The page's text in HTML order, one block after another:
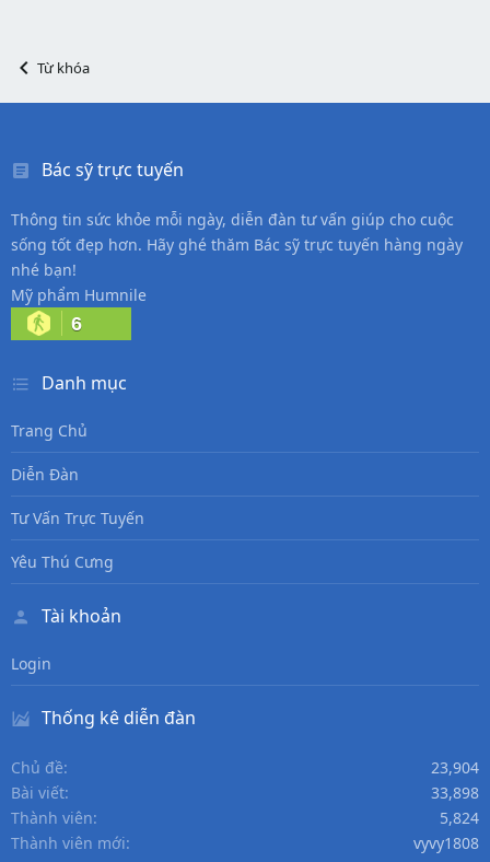
Từ khóa
Bác sỹ trực tuyến
Thông tin sức khỏe mỗi ngày, diễn đàn tư vấn giúp cho cuộc
sống tốt đẹp hơn. Hãy ghé thăm Bác sỹ trực tuyến hàng ngày
nhé bạn!
Mỹ phẩm Humnile
6
Danh mục
Trang Chủ
Diễn Đàn
Tư Vấn Trực Tuyến
Yêu Thú Cưng
Tài khoản
Login
Thống kê diễn đàn
Chủ đề
23,904
Bài viết
33,898
Thành viên
5,824
Thành viên mới
vyvy1808